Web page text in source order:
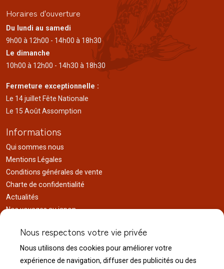
Horaires d'ouverture
Du lundi au samedi
9h00 à 12h00 - 14h00 à 18h30
Le dimanche
10h00 à 12h00 - 14h30 à 18h30
Fermeture exceptionnelle :
Le 14 juillet Fête Nationale
Le 15 Août Assomption
Informations
Qui sommes nous
Mentions Légales
Conditions générales de vente
Charte de confidentialité
Actualités
Nos voyages au japon
Liens utiles
Service client
Nous respectons votre vie privée
Nous utilisons des cookies pour améliorer votre
expérience de navigation, diffuser des publicités ou des